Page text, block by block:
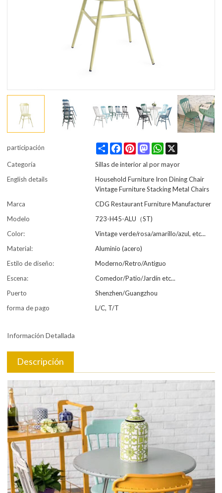
participación Share FacebookPinterestMastodonWhatsApp
Categoría
Sillas de interior al por mayor
English details
Household Furniture Iron Dining Chair
Vintage Furniture Stacking Metal Chairs
Marca
CDG Restaurant Furniture Manufacturer
Modelo
723-H45-ALU（ST)
Color:
Vintage verde/rosa/amarillo/azul, etc...
Material:
Aluminio (acero)
Estilo de diseño:
Moderno/Retro/Antiguo
Escena:
Comedor/Patio/Jardín etc...
Puerto
Shenzhen/Guangzhou
forma de pago
L/C, T/T
Información Detallada
Descripción